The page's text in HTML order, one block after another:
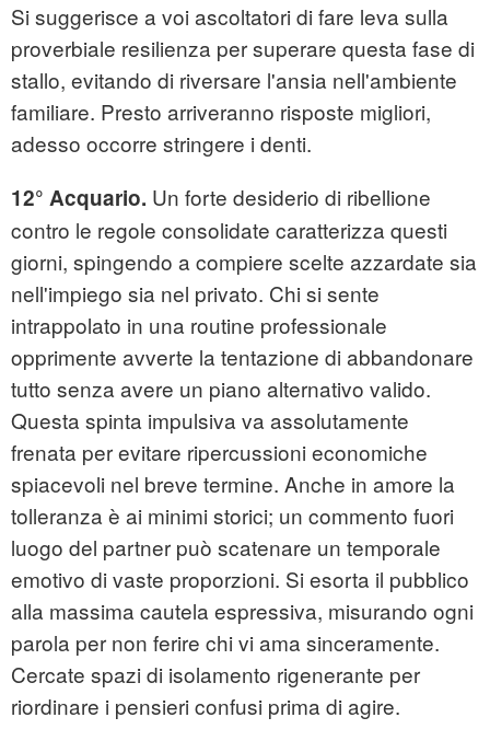
Si suggerisce a voi ascoltatori di fare leva sulla
proverbiale resilienza per superare questa fase di
stallo, evitando di riversare l'ansia nell'ambiente
familiare. Presto arriveranno risposte migliori,
adesso occorre stringere i denti.
12° Acquario. Un forte desiderio di ribellione
contro le regole consolidate caratterizza questi
giorni, spingendo a compiere scelte azzardate sia
nell'impiego sia nel privato. Chi si sente
intrappolato in una routine professionale
opprimente avverte la tentazione di abbandonare
tutto senza avere un piano alternativo valido.
Questa spinta impulsiva va assolutamente
frenata per evitare ripercussioni economiche
spiacevoli nel breve termine. Anche in amore la
tolleranza è ai minimi storici; un commento fuori
luogo del partner può scatenare un temporale
emotivo di vaste proporzioni. Si esorta il pubblico
alla massima cautela espressiva, misurando ogni
parola per non ferire chi vi ama sinceramente.
Cercate spazi di isolamento rigenerante per
riordinare i pensieri confusi prima di agire.